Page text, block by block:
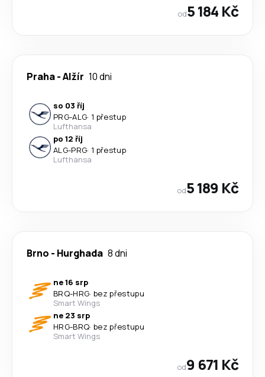
od5 184 Kč
Praha-Alžír 10 dni
so 03 říj
PRG-ALG· 1 přestup
Lufthansa
po 12 říj
ALG-PRG· 1 přestup
Lufthansa
od5 189 Kč
Brno - Hurghada 8 dni
ne 16 srp
BRQ-HRG· bez přestupu
Smart Wings
ne 23 srp
HRG-BRQ· bez přestupu
Smart Wings
od9 671 Kč